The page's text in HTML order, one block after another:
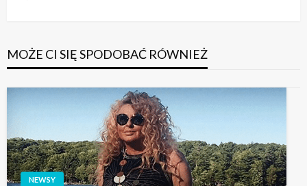
MOŻE CI SIĘ SPODOBAĆ RÓWNIEŻ
NEWSY